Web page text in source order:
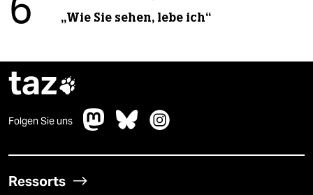
6 „Wie Sie sehen, lebe ich“
taz
Folgen Sie uns
Ressorts